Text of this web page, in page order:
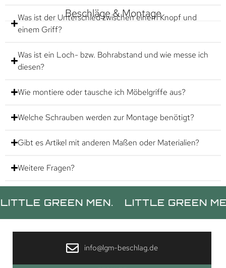
Beschläge & Montage
Was ist der Unterschied zwischen einem Knopf und
einem Griff?
Was ist ein Loch- bzw. Bohrabstand und wie messe ich
diesen?
Wie montiere oder tausche ich Möbelgriffe aus?
Welche Schrauben werden zur Montage benötigt?
Gibt es Artikel mit anderen Maßen oder Materialien?
Weitere Fragen?
GREEN MEN. LITTLE GREEN MEN.
info@lgm-beschlag.de